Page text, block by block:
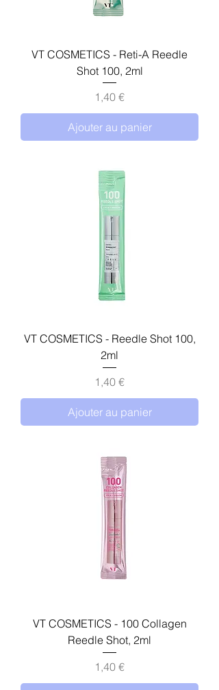
VT COSMETICS - Reti-A Reedle
Shot 100, 2ml
Prix
1,40 €
Ajouter au panier
VT COSMETICS - Reedle Shot 100,
2ml
Prix
1,40 €
Ajouter au panier
VT COSMETICS - 100 Collagen
Reedle Shot, 2ml
Prix
1,40 €